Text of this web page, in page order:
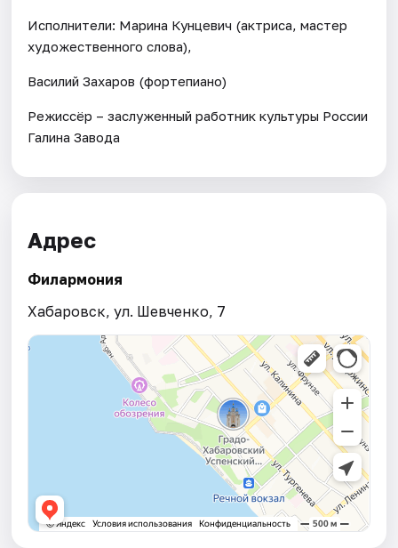
Исполнители: Марина Кунцевич (актриса, мастер
художественного слова),
Василий Захаров (фортепиано)
Режиссёр – заслуженный работник культуры России
Галина Завода
Адрес
Филармония
Хабаровск, ул. Шевченко, 7